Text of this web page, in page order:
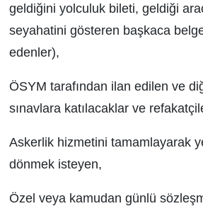
geldiğini yolculuk bileti, geldiği
seyahatini gösteren başkaca
edenler),
ÖSYM tarafından ilan edilen ve
sınavlara katılacaklar ve
Askerlik hizmetini tamamlayarak
dönmek isteyen,
Özel veya kamudan günlü